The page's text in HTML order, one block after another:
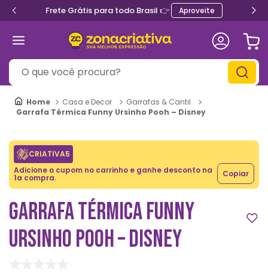
Frete Grátis para todo Brasil 👉 Aproveite
O que você procura?
Casa e Decor
Garrafas & Cantil
Garrafa Térmica Funny Ursinho Pooh – Disney
CRIATIVA5
Adicione o cupom no carrinho e ganhe desconto na
1a compra. Copiar
GARRAFA TÉRMICA FUNNY
URSINHO POOH – DISNEY